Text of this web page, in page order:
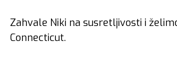
Zahvale Niki na susretljivosti i
Connecticut.